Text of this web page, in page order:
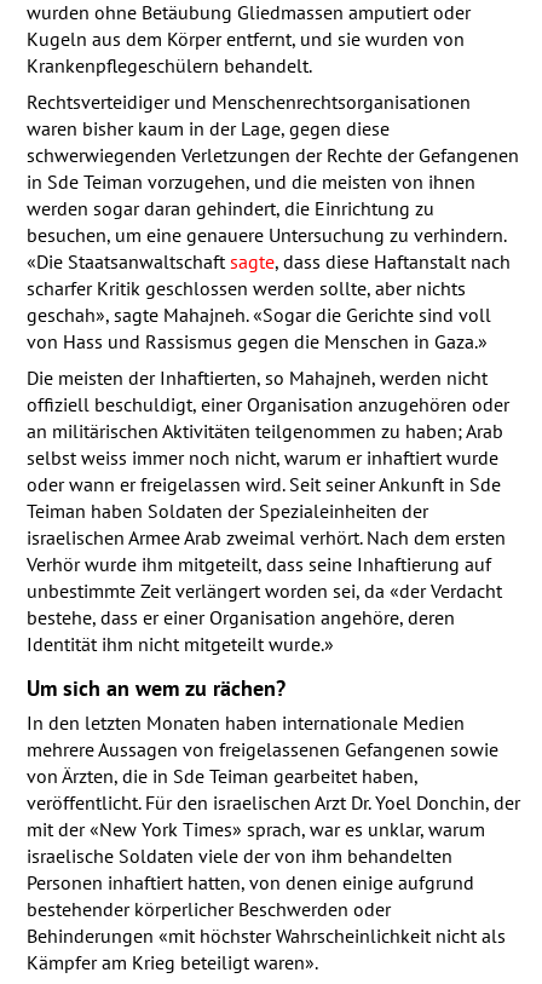
wurden ohne Betäubung Gliedmassen amputiert oder
Kugeln aus dem Körper entfernt, und sie wurden von
Krankenpflegeschülern behandelt.
Rechtsverteidiger und Menschenrechtsorganisationen
waren bisher kaum in der Lage, gegen diese
schwerwiegenden Verletzungen der Rechte der Gefangenen
in Sde Teiman vorzugehen, und die meisten von ihnen
werden sogar daran gehindert, die Einrichtung zu
besuchen, um eine genauere Untersuchung zu verhindern.
«Die Staatsanwaltschaft sagte, dass diese Haftanstalt nach
scharfer Kritik geschlossen werden sollte, aber nichts
geschah», sagte Mahajneh. «Sogar die Gerichte sind voll
von Hass und Rassismus gegen die Menschen in Gaza.»
Die meisten der Inhaftierten, so Mahajneh, werden nicht
offiziell beschuldigt, einer Organisation anzugehören oder
an militärischen Aktivitäten teilgenommen zu haben; Arab
selbst weiss immer noch nicht, warum er inhaftiert wurde
oder wann er freigelassen wird. Seit seiner Ankunft in Sde
Teiman haben Soldaten der Spezialeinheiten der
israelischen Armee Arab zweimal verhört. Nach dem ersten
Verhör wurde ihm mitgeteilt, dass seine Inhaftierung auf
unbestimmte Zeit verlängert worden sei, da «der Verdacht
bestehe, dass er einer Organisation angehöre, deren
Identität ihm nicht mitgeteilt wurde.»
Um sich an wem zu rächen?
In den letzten Monaten haben internationale Medien
mehrere Aussagen von freigelassenen Gefangenen sowie
von Ärzten, die in Sde Teiman gearbeitet haben,
veröffentlicht. Für den israelischen Arzt Dr. Yoel Donchin, der
mit der «New York Times» sprach, war es unklar, warum
israelische Soldaten viele der von ihm behandelten
Personen inhaftiert hatten, von denen einige aufgrund
bestehender körperlicher Beschwerden oder
Behinderungen «mit höchster Wahrscheinlichkeit nicht als
Kämpfer am Krieg beteiligt waren».